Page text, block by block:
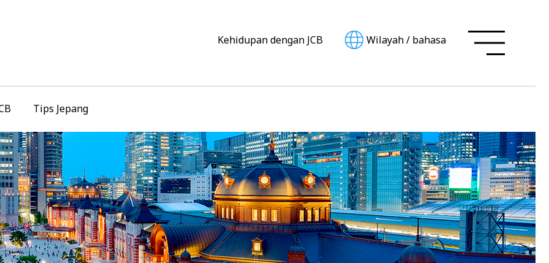
Kehidupan dengan JCB Wilayah/ bahasa
Tips Jepang